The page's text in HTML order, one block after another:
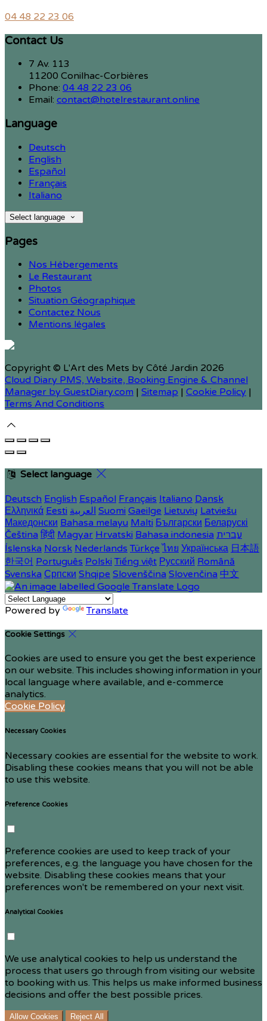
04 48 22 23 06
Contact Us
7 Av. 113
11200 Conilhac-Corbières
Phone: 04 48 22 23 06
Email: contact@hotelrestaurant.online
Language
Deutsch
English
Español
Français
Italiano
Select language
Pages
Nos Hébergements
Le Restaurant
Photos
Situation Géographique
Contactez Nous
Mentions légales
Copyright © L'Art des Mets by Côté Jardin 2026
Cloud Diary PMS, Website, Booking Engine & Channel
Manager by GuestDiary.com | Sitemap | Cookie Policy |
Terms And Conditions
Select language
Deutsch English Español Français Italiano Dansk
Ελληνικά Eesti العربية Suomi Gaeilge Lietuvių Latviešu
Македонски Bahasa melayu Malti Български Беларускі
Čeština हिंदी Magyar Hrvatski Bahasa indonesia עברית
Íslenska Norsk Nederlands Türkçe ไทย Українська 日本語
한국어 Português Polski Tiếng việt Русский Română
Svenska Српски Shqipe Slovenščina Slovenčina 中文
Powered by Translate
Cookie Settings
Cookies are used to ensure you get the best experience
on our website. This includes showing information in your
local language where available, and e-commerce
analytics.
Cookie Policy
Necessary Cookies
Necessary cookies are essential for the website to work.
Disabling these cookies means that you will not be able
to use this website.
Preference Cookies
Preference cookies are used to keep track of your
preferences, e.g. the language you have chosen for the
website. Disabling these cookies means that your
preferences won't be remembered on your next visit.
Analytical Cookies
We use analytical cookies to help us understand the
process that users go through from visiting our website
to booking with us. This helps us make informed business
decisions and offer the best possible prices.
Allow Cookies Reject All